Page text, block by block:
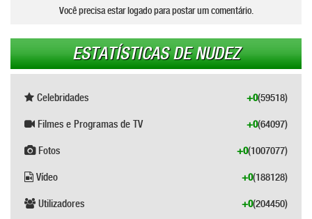
Você precisa estar logado para postar um comentário.
ESTATÍSTICAS DE NUDEZ
Celebridades (59518)
+0
Filmes e Programas de TV (64097)
+0
Fotos (1007077)
+0
Vídeo (188128)
+0
Utilizadores (204450)
+0